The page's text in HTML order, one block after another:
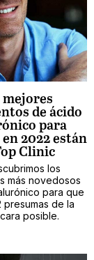
mejores
de ácido
para
2022 están
Clinic
los
más novedosos
para que
presumas de la
posible.